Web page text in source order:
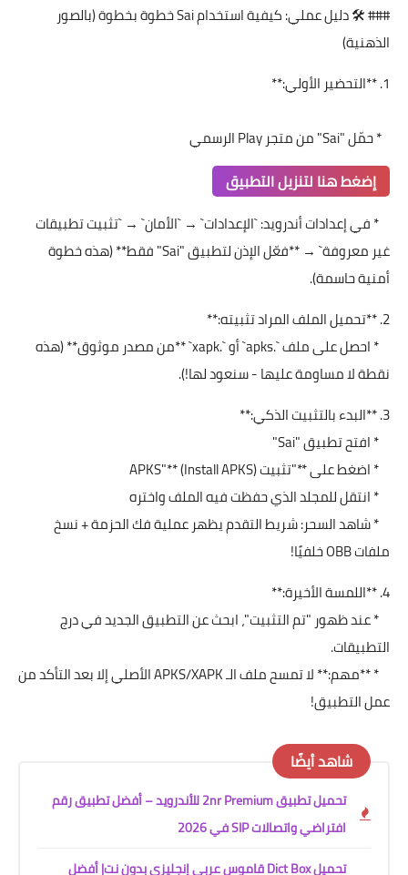
### 🛠️ دليل عملي: كيفية استخدام Sai خطوة بخطوة (بالصور
الذهنية)
1. **التحضير الأولي:**
* حمّل "Sai" من متجر Play الرسمي
إضغط هنا لتنزيل التطبيق
* في إعدادات أندرويد: `الإعدادات` → `الأمان` → `تثبيت تطبيقات
غير معروفة` → **فعّل الإذن لتطبيق "Sai" فقط** (هذه خطوة
أمنية حاسمة).
2. **تحميل الملف المراد تثبيته:**
* احصل على ملف `.apks` أو `.xapk` **من مصدر موثوق** (هذه
نقطة لا مساومة عليها - سنعود لها!).
3. **البدء بالتثبيت الذكي:**
* افتح تطبيق "Sai"
* اضغط على **"تثبيت APKS"** (Install APKS)
* انتقل للمجلد الذي حفظت فيه الملف واختره
* شاهد السحر: شريط التقدم يظهر عملية فك الحزمة + نسخ
ملفات OBB خلفيًا!
4. **اللمسة الأخيرة:**
* عند ظهور "تم التثبيت"، ابحث عن التطبيق الجديد في درج
التطبيقات.
* **مهم:** لا تمسح ملف الـ APKS/XAPK الأصلي إلا بعد التأكد من
عمل التطبيق!
شاهد أيضًا
تحميل تطبيق 2nr Premium للأندرويد – أفضل تطبيق رقم
افتراضي واتصالات SIP في 2026
تحميل Dict Box قاموس عربي إنجليزي بدون نت| أفضل